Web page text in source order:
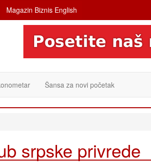
Magazin Biznis English
Šansa za novi početak
srpske privrede